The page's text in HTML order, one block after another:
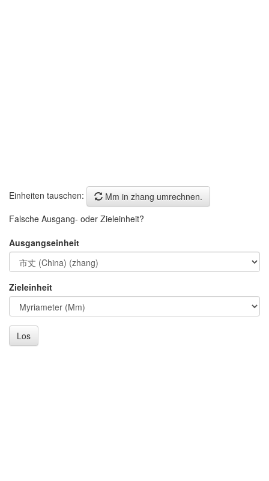
Einheiten tauschen:
Mm in zhang umrechnen.
Falsche Ausgang- oder Zieleinheit?
Ausgangseinheit
Zieleinheit
Los